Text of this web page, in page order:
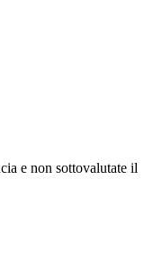
e non sottovalutate il